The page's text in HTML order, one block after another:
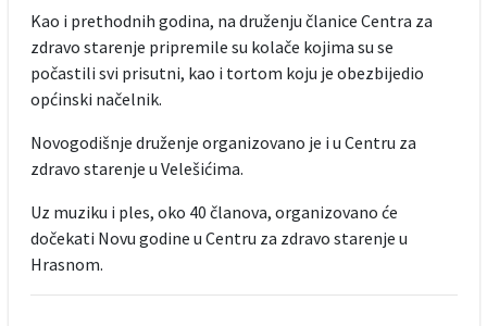
Kao i prethodnih godina, na druženju članice Centra za
zdravo starenje pripremile su kolače kojima su se
počastili svi prisutni, kao i tortom koju je obezbijedio
općinski načelnik.
Novogodišnje druženje organizovano je i u Centru za
zdravo starenje u Velešićima.
Uz muziku i ples, oko 40 članova, organizovano će
dočekati Novu godine u Centru za zdravo starenje u
Hrasnom.